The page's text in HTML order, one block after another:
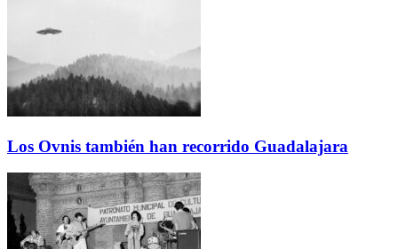
Los Ovnis también han recorrido Guadalajara